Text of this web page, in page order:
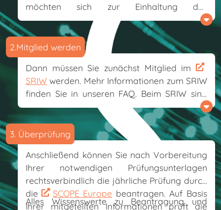
möchten sich zur Einhaltung des
Haustürkodex bekennen, um von der
SCOPE Europeüberprüft und für Ihren
Haustürvertrieb ausgezeichnet zu werden?
2.Mitglied werden
Dann müssen Sie zunächst Mitglied im
SRIW werden. Mehr Informationen zum SRIW
finden Sie in unseren FAQ. Beim SRIW sind
die Gremien zur Kodexverwaltung
angesiedelt. Als Mitglied des SRIW sind sie
berechtigt, in diesen Gremien die weitere
Entwicklung der Kodexinhalte und die
Außendarstellung des Kodex aktiv
mitzugestalten. Mit Ihrem
Mitgliedschaftsbeitrag stellen Sie die
Aktualität sowie die öffentliche
3. Überprüfung
Anschließend können Sie nach Vorbereitung
Ihrer notwendigen Prüfungsunterlagen
rechtsverbindlich die jährliche Prüfung durch
die
SCOPE Europe beantragen. Auf Basis
Ihrer mitgeteilten Informationen prüft die
Alles Wissenswerte zu Beantragung und